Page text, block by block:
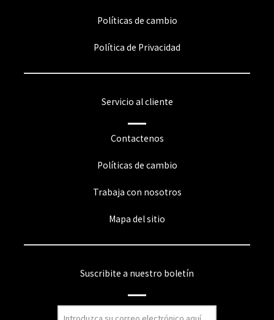
Políticas de cambio
Política de Privacidad
Servicio al cliente
Contactenos
Políticas de cambio
Trabaja con nosotros
Mapa del sitio
Suscribite a nuestro boletín